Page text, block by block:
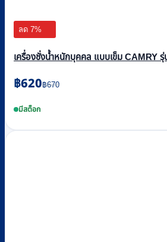
ลด 7%
เครื่องชั่งน้ำหนักบุคคล แบบเข็ม CAMRY
฿670
Original
was:
฿620
Current
is:มีสต็อก